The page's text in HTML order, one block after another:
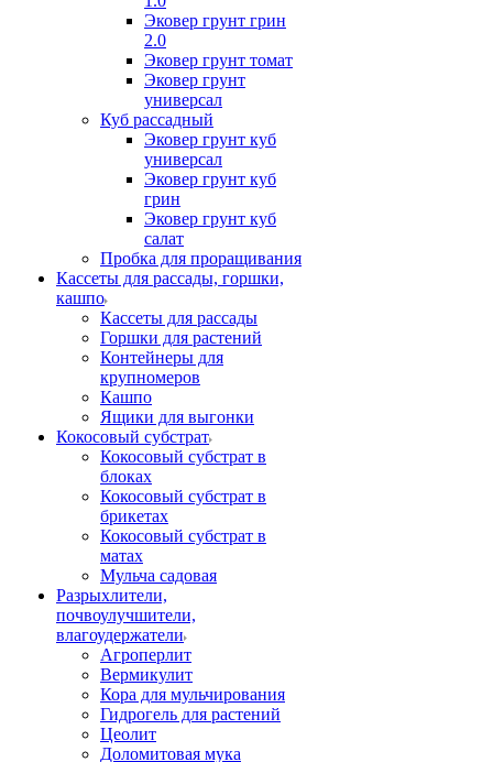
Эковер грунт грин
2.0
Эковер грунт томат
Эковер грунт
универсал
Куб рассадный
Эковер грунт куб
универсал
Эковер грунт куб
грин
Эковер грунт куб
салат
Пробка для проращивания
Кассеты для рассады, горшки,
кашпо
Кассеты для рассады
Горшки для растений
Контейнеры для
крупномеров
Кашпо
Ящики для выгонки
Кокосовый субстрат
Кокосовый субстрат в
блоках
Кокосовый субстрат в
брикетах
Кокосовый субстрат в
матах
Мульча садовая
Разрыхлители,
почвоулучшители,
влагоудержатели
Агроперлит
Вермикулит
Кора для мульчирования
Гидрогель для растений
Цеолит
Доломитовая мука